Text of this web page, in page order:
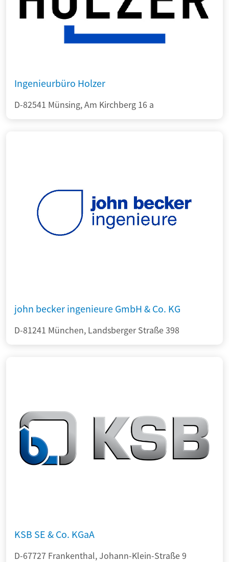
Ingenieurbüro Holzer
D-82541 Münsing, Am Kirchberg 16 a
john becker ingenieure GmbH & Co. KG
D-81241 München, Landsberger Straße 398
KSB SE & Co. KGaA
D-67727 Frankenthal, Johann-Klein-Straße 9